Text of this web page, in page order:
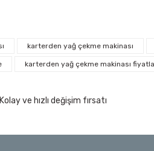
İzeltaş Lokmalı
karterden yağ çekme makinası
karterden yağ çekme makinası
Kolay ve hızlı değişim fırsatı